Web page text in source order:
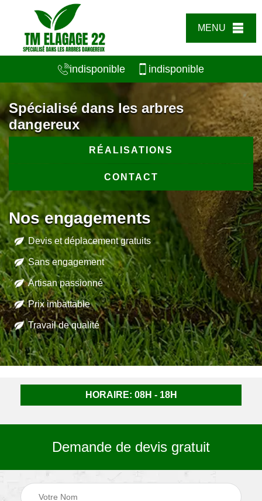
MENU
indisponible indisponible
Spécialisé dans les arbres
dangereux
RÉALISATIONS
CONTACT
Nos engagements
Devis et déplacement gratuits
Sans engagement
Artisan passionné
Prix imbattable
Travail de qualité
HORAIRE: 08H - 18H
Demande de devis gratuit